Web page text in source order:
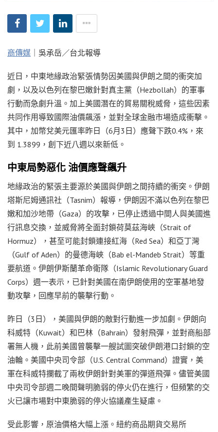
商傳媒 ｜吳承岳／台北報導
近日，中東地緣政治緊張情勢因美國與伊朗之間的衝突加
劇，以及以色列在黎巴嫩針對真主黨（Hezbollah）的軍事
行動而急劇升溫。加上美國潛在的貿易關稅威脅，這些因素
共同作用導致國際油價飆漲，並對全球金融市場造成衝擊。
其中，加幣兌美元匯率昨日（6月3日）應聲下跌0.4%，來
到 1.3899，創下近八週以來新低。
中東局勢惡化 油價應聲飆升
地緣政治的緊張主要源於美國與伊朗之間持續的衝突。伊朗
塔斯尼姆通訊社（Tasnim）報導，伊朗因不滿以色列在黎巴
嫩和加沙地帶（Gaza）的攻擊，已停止透過中間人與美國進
行訊息交換，並威脅將全面封鎖荷莫茲海峽（Strait of
Hormuz），甚至可能封鎖連接紅海（Red Sea）和亞丁灣
（Gulf of Aden）的曼德海峽（Bab el-Mandeb Strait）等重
要航道。伊朗伊斯蘭革命衛隊（Islamic Revolutionary Guard
Corps）週一表示，已針對美國在南伊朗使用的空軍基地發
動攻擊，回應早前的襲擊行動。
昨日（3日），美國與伊朗的敵對行動進一步加劇。伊朗向
科威特（Kuwait）和巴林（Bahrain）發射飛彈，並對商船部
署無人機，此前美國曾襲擊一艘試圖突破伊朗港口封鎖的空
油輪。美國中央司令部（U.S. Central Command）證實，美
軍在科威特攔截了兩枚伊朗針對美軍的彈道飛彈。儘管美國
中央司令部週二晚間聲明脆弱的停火仍在進行，但頻繁的交
火已讓市場對中東脆弱的停火協議產生疑慮。
受此影響，原油價格大幅上漲。紐約商品期貨交易所